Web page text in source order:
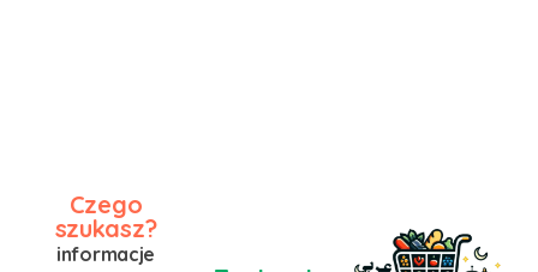
Czego
szukasz?
informacje